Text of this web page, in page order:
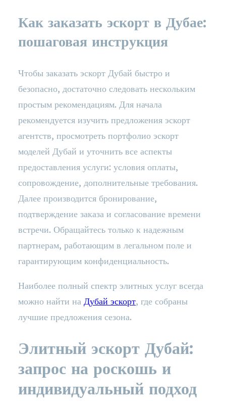
Как заказать эскорт в Дубае:
пошаговая инструкция
Чтобы заказать эскорт Дубай быстро и
безопасно, достаточно следовать нескольким
простым рекомендациям. Для начала
рекомендуется изучить предложения эскорт
агентств, просмотреть портфолио эскорт
моделей Дубай и уточнить все аспекты
предоставления услуги: условия оплаты,
сопровождение, дополнительные требования.
Далее производится бронирование,
подтверждение заказа и согласование времени
встречи. Обращайтесь только к надежным
партнерам, работающим в легальном поле и
гарантирующим конфиденциальность.
Наиболее полный спектр элитных услуг всегда
можно найти на Дубай эскорт, где собраны
лучшие предложения сезона.
Элитный эскорт Дубай:
запрос на роскошь и
индивидуальный подход